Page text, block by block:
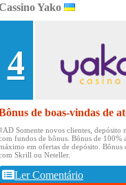
Yako
4
de boas-vindas de
Somente novos clientes, depósito
fundos de bônus. Bônus de 100%
em ofertas de depósito. Bônus
Skrill ou Neteller.
Ler Comentário